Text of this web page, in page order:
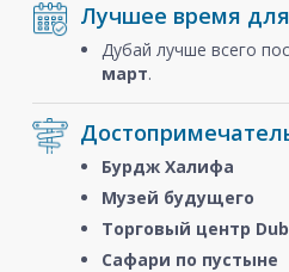
Лучшее время
Дубай лучше всего
март.
Бурдж Халифа
Музей будущего
Торговый центр
Сафари по пустыне